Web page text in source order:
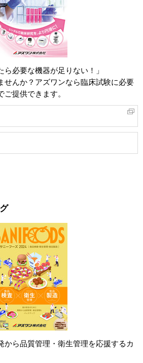
ら必要な機器が足りない！」
せんか？アズワンなら臨床試験に必要
提供できます。
から品質管理・衛生管理を応援するカ